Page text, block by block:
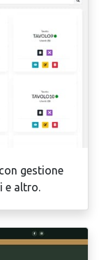
gestione
e altro.